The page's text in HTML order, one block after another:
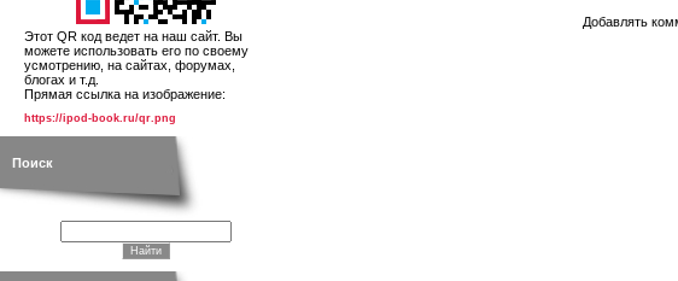
Этот QR код ведет на наш сайт. Вы
можете использовать его по своему
усмотрению, на сайтах, форумах,
блогах и т.д.
Прямая ссылка на изображение:
https://ipod-book.ru/qr.png
Поиск
Добавлять